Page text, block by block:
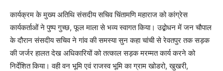
कार्यक्रम के मुख्य अतिथि संसदीय सचिव चिंतामणि महाराज को कांग्रेस
कार्यकर्ताओं ने पुष्प गुच्छ, फूल माला से भव्य स्वागत किया। उद्बोधन में जन चौपाल
के दौरान संसदीय सचिव ने गांव की समस्या सुन कहा चांची से रेवतपुर तक सड़क
की जर्जर हालत देख अधिकारियों को तत्काल सड़क मरम्मत कार्य करने को
निर्देशित किया। वही वन भूमि एवं राजस्व भूमि का ग्राम खोडरो, खुखरी,